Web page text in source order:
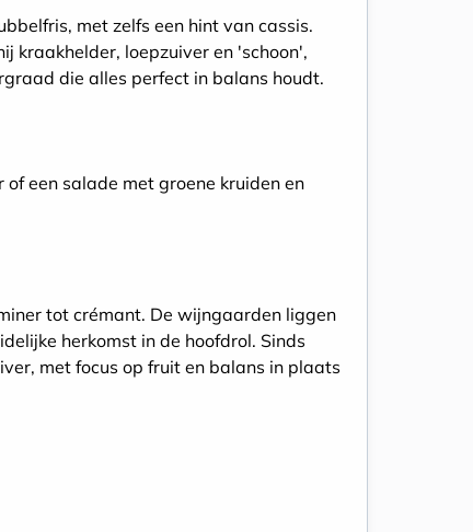
met zelfs een hint van cassis.
kraakhelder, loepzuiver en 'schoon',
die alles perfect in balans houdt.
een salade met groene kruiden en
tot crémant. De wijngaarden liggen
herkomst in de hoofdrol. Sinds
met focus op fruit en balans in plaats